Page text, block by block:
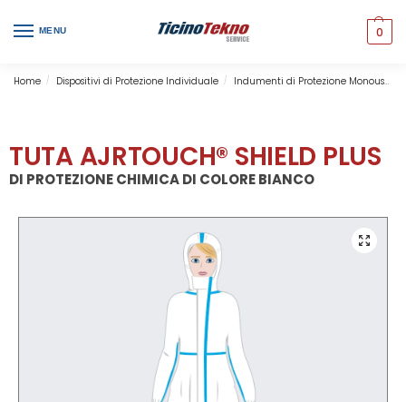
MENU 0
Home / Dispositivi di Protezione Individuale / Indumenti di Protezione Monouso
TUTA AJRTOUCH® SHIELD PLUS
DI PROTEZIONE CHIMICA DI COLORE BIANCO